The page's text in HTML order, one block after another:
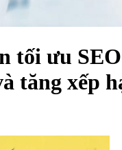
tối ưu
tăng xếp